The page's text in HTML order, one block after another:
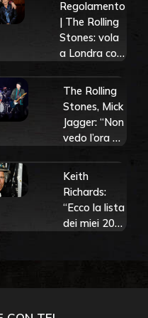
Regolamento
| The Rolling
Stones: vola
a Londra con
per l’ascolto
in anteprima
del nuovo
album
Foreign
Tongues
The Rolling
Stones, Mick
Jagger: “Non
vedo l’ora di
tour.
Speriamo sia
il prima
possibile”
Keith
Richards:
“Ecco la lista
dei miei 20
prima è una